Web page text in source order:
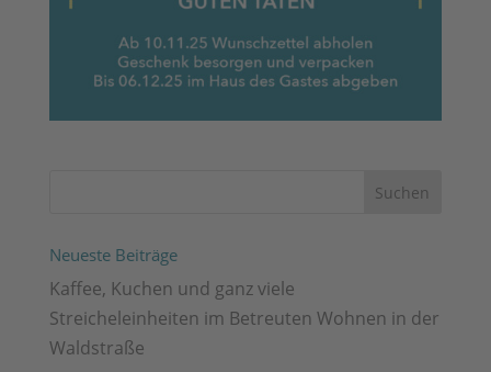
Neueste Beiträge
Kaffee, Kuchen und ganz viele
Streicheleinheiten im Betreuten Wohnen in der
Waldstraße